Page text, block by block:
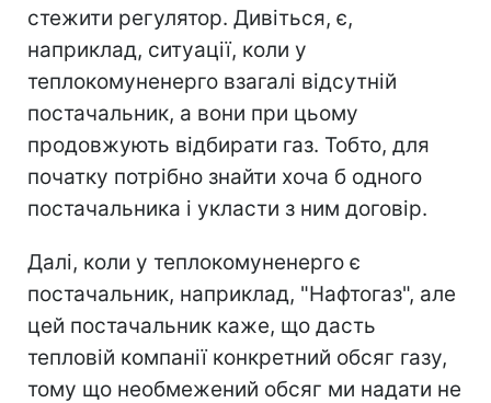
стежити регулятор. Дивіться, є,
наприклад, ситуації, коли у
теплокомуненерго взагалі відсутній
постачальник, а вони при цьому
продовжують відбирати газ. Тобто, для
початку потрібно знайти хоча б одного
постачальника і укласти з ним договір.
Далі, коли у теплокомуненерго є
постачальник, наприклад, "Нафтогаз", але
цей постачальник каже, що дасть
тепловій компанії конкретний обсяг газу,
тому що необмежений обсяг ми надати не